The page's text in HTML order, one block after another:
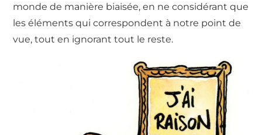
monde de manière biaisée, en ne considérant que
les éléments qui correspondent à notre point de
vue, tout en ignorant tout le reste.